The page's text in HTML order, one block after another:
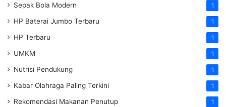
Sepak Bola Modern 1
HP Baterai Jumbo Terbaru 1
HP Terbaru 1
UMKM 1
Nutrisi Pendukung 1
Kabar Olahraga Paling Terkini 1
Rekomendasi Makanan Penutup 1